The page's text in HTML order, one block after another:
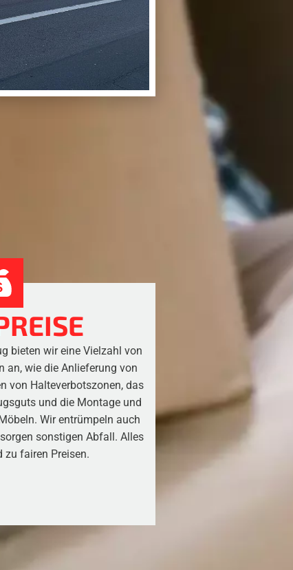
bieten wir eine Vielzahl von
an, wie die Anlieferung von
von Halteverbotszonen, das
und die Montage und
Wir entrümpeln auch
sonstigen Abfall. Alles
zu fairen Preisen.